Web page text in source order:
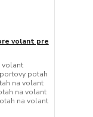
volant pre
volant
potah
na volant
na volant
na volant